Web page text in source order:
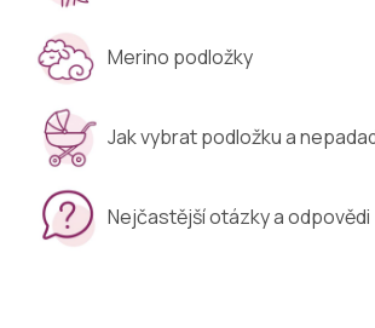
Merino podložky
Jak vybrat podložku a
Nejčastější otázky a odpovědi